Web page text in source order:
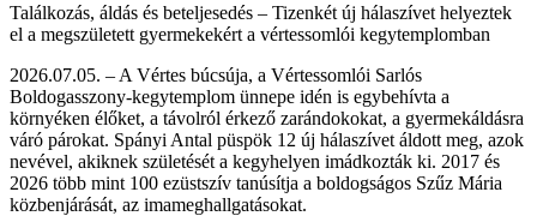
Találkozás, áldás és beteljesedés – Tizenkét új hálaszívet helyeztek
el a megszületett gyermekekért a vértessomlói kegytemplomban
2026.07.05. – A Vértes búcsúja, a Vértessomlói Sarlós
Boldogasszony-kegytemplom ünnepe idén is egybehívta a
környéken élőket, a távolról érkező zarándokokat, a gyermekáldásra
váró párokat. Spányi Antal püspök 12 új hálaszívet áldott meg, azok
nevével, akiknek születését a kegyhelyen imádkozták ki. 2017 és
2026 több mint 100 ezüstszív tanúsítja a boldogságos Szűz Mária
közbenjárását, az imameghallgatásokat.